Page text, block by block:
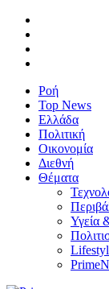
Ροή
Top News
Ελλάδα
Πολιτική
Οικονομία
Διεθνή
Θέματα
Υγεία